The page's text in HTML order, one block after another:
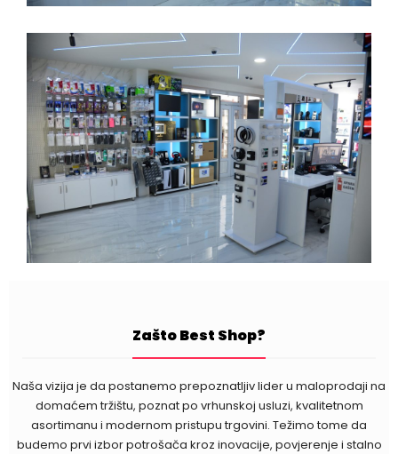
Zašto Best Shop?
Naša vizija je da postanemo prepoznatljiv lider u maloprodaji na
domaćem tržištu, poznat po vrhunskoj usluzi, kvalitetnom
asortimanu i modernom pristupu trgovini. Težimo tome da
budemo prvi izbor potrošača kroz inovacije, povjerenje i stalno